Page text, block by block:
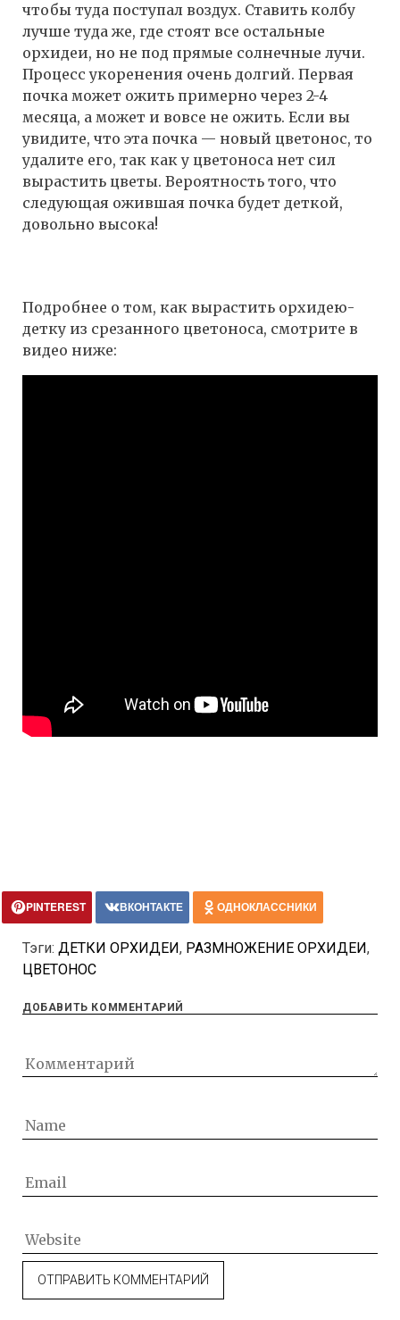
чтобы туда поступал воздух. Ставить колбу
лучше туда же, где стоят все остальные
орхидеи, но не под прямые солнечные лучи.
Процесс укоренения очень долгий. Первая
почка может ожить примерно через 2-4
месяца, а может и вовсе не ожить. Если вы
увидите, что эта почка — новый цветонос, то
удалите его, так как у цветоноса нет сил
вырастить цветы. Вероятность того, что
следующая ожившая почка будет деткой,
довольно высока!
Подробнее о том, как вырастить орхидею-
детку из срезанного цветоноса, смотрите в
видео ниже:
PINTEREST ВКОНТАКТЕ ОДНОКЛАССНИКИ
Тэги: ДЕТКИ ОРХИДЕИ, РАЗМНОЖЕНИЕ ОРХИДЕИ,
ЦВЕТОНОС
ДОБАВИТЬ КОММЕНТАРИЙ